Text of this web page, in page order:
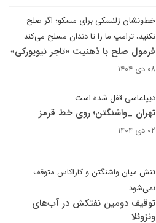
خط‌و‌نشان زلنسکی برای مسکو؛ اگر صلح
نکنید، ترامپ ما را تا دندان مسلح می‌کند
فرمول صلح با ذهنیت «تاجر نیویورکی»
۰۸ دی ۱۴۰۴
دیپلماسی قفل شده است
تهران _واشنگتن؛ روی خط قرمز
۰۲ دی ۱۴۰۴
تنش میان واشنگتن و کاراکاس متوقف
نمی‌شود
توقیف دومین نفتکش در آب‌های
ونزوئلا